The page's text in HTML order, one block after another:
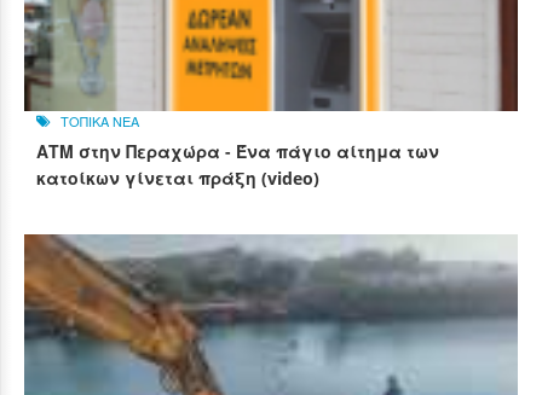
ΤΟΠΙΚΑ ΝΕΑ
ΑΤΜ στην Περαχώρα - Ένα πάγιο αίτημα των
κατοίκων γίνεται πράξη (video)